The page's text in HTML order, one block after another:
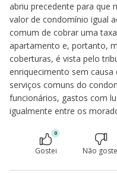
abriu precedente para que
valor de condomínio igual
comum de cobrar uma
apartamento e, portanto,
coberturas, é vista pelo
enriquecimento sem
serviços comuns do
funcionários, gastos com
igualmente entre os
0
Gostei Não